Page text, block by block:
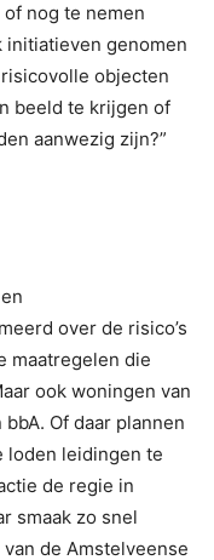
nog te nemen
initiatieven genomen
objecten
beeld te krijgen of
aanwezig zijn?”
over de risico’s
maatregelen die
ook woningen van
Of daar plannen
loden leidingen te
de regie in
smaak zo snel
de Amstelveense